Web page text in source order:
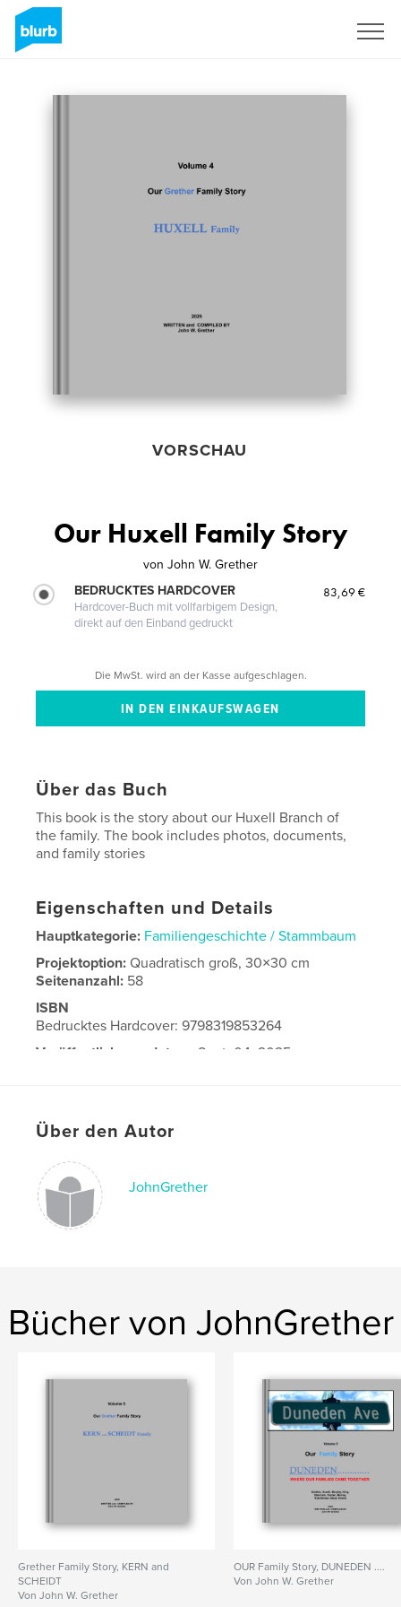
VORSCHAU
Our Huxell Family Story
von John W. Grether
BEDRUCKTES HARDCOVER
Hardcover-Buch mit vollfarbigem Design,
direkt auf den Einband gedruckt
83,69 €
Die MwSt. wird an der Kasse aufgeschlagen.
Über das Buch
This book is the story about our Huxell Branch of
the family. The book includes photos, documents,
and family stories
Eigenschaften und Details
Hauptkategorie: Familiengeschichte / Stammbaum
Projektoption:Quadratisch groß, 30×30 cm
Seitenanzahl: 58
ISBN
Bedrucktes Hardcover: 9798319853264
Veröffentlichungsdatum:
Sept. 04, 2025
Über den Autor
JohnGrether
Bücher von JohnGrether
Grether Family Story, KERN and
SCHEIDT
Von John W. Grether
OUR Family Story, DUNEDEN ....
Von John W. Grether